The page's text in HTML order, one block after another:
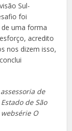
Sul-
foi
uma forma
acredito
nos dizem isso,
de
de São
O